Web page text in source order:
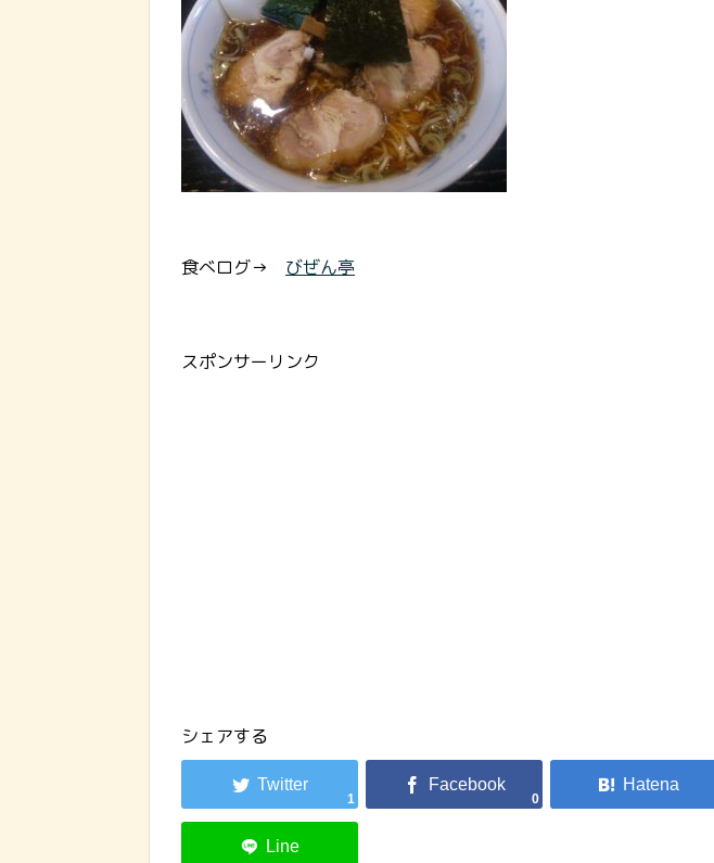
食べログ→ びぜん亭
スポンサーリンク
シェアする
1 0